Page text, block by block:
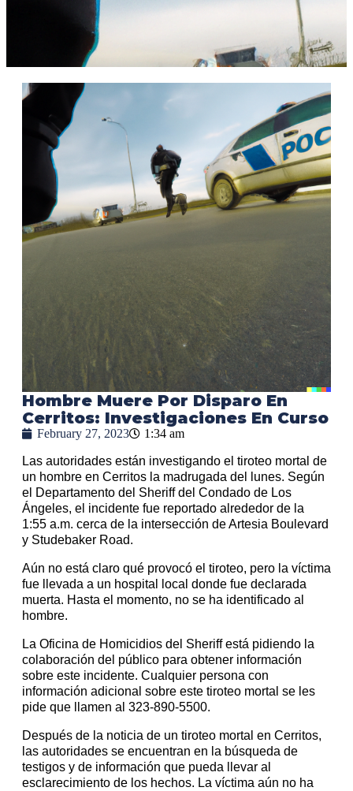
Hombre Muere Por Disparo En
Cerritos: Investigaciones En Curso
February 27, 2023 1:34 am
Las autoridades están investigando el tiroteo mortal de
un hombre en Cerritos la madrugada del lunes. Según
el Departamento del Sheriff del Condado de Los
Ángeles, el incidente fue reportado alrededor de la
1:55 a.m. cerca de la intersección de Artesia Boulevard
y Studebaker Road.
Aún no está claro qué provocó el tiroteo, pero la víctima
fue llevada a un hospital local donde fue declarada
muerta. Hasta el momento, no se ha identificado al
hombre.
La Oficina de Homicidios del Sheriff está pidiendo la
colaboración del público para obtener información
sobre este incidente. Cualquier persona con
información adicional sobre este tiroteo mortal se les
pide que llamen al 323-890-5500.
Después de la noticia de un tiroteo mortal en Cerritos,
las autoridades se encuentran en la búsqueda de
testigos y de información que pueda llevar al
esclarecimiento de los hechos. La víctima aún no ha